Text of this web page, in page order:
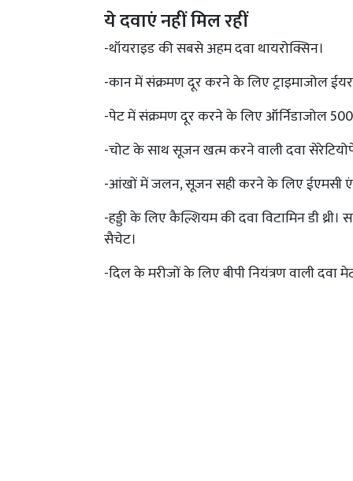
ये दवाएं नहीं मिल रहीं
-थॉयराइड की सबसे अहम दवा थायरोक्सिन।
-कान में संक्रमण दूर करने के लिए ट्राइमाजोल ईयर
-पेट में संक्रमण दूर करने के लिए ऑर्निडाजोल
-चोट के साथ सूजन खत्म करने वाली दवा
-आंखों में जलन, सूजन सही करने के लिए ईएमसी
-हड्डी के लिए कैल्शियम की दवा विटामिन डी
सैचेट।
-दिल के मरीजों के लिए बीपी नियंत्रण वाली दवा